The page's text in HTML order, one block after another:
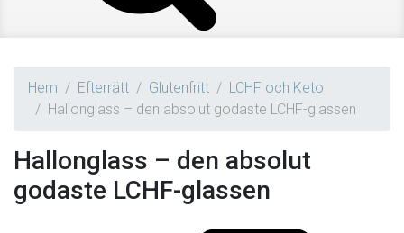
Hem Efterrätt Glutenfritt
LCHF och Keto
Hallonglass – den absolut godaste LCHF-glassen
Hallonglass – den absolut
godaste LCHF-glassen